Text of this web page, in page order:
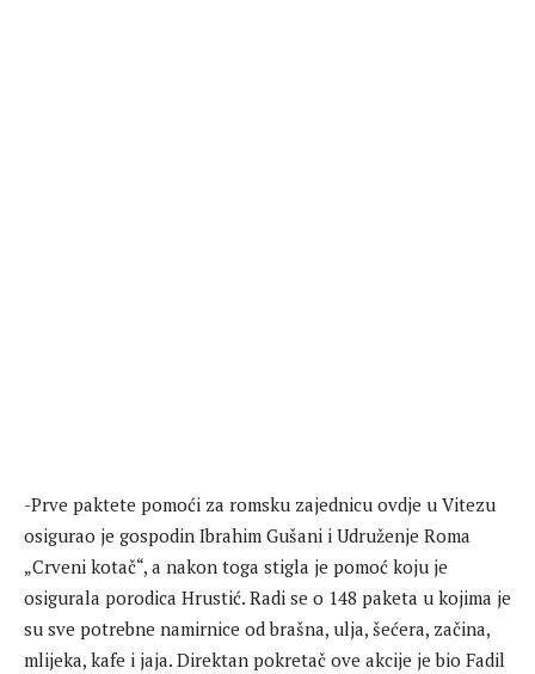
-Prve paktete pomoći za romsku zajednicu ovdje u Vitezu
osigurao je gospodin Ibrahim Gušani i Udruženje Roma
„Crveni kotač“, a nakon toga stigla je pomoć koju je
osigurala porodica Hrustić. Radi se o 148 paketa u kojima je
su sve potrebne namirnice od brašna, ulja, šećera, začina,
mlijeka, kafe i jaja. Direktan pokretač ove akcije je bio Fadil